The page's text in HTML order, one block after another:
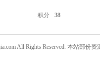
积分 38
All Rights Reserved. 本站部